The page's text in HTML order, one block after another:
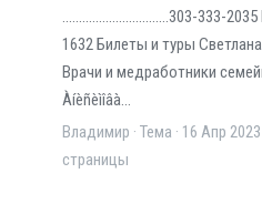
................................303-333-
1632 Билеты и туры
Врачи и медработники
Àíèñèìîâà...
Владимир Тема 16 Апр 2023
страницы